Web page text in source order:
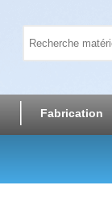
Fabrication